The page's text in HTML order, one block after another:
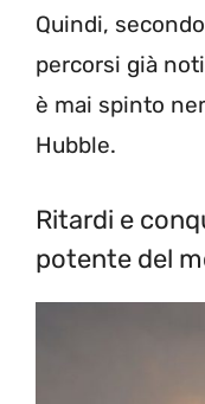
Quindi,
percorsi già
è mai spinto
Hubble.
Ritardi e
potente del